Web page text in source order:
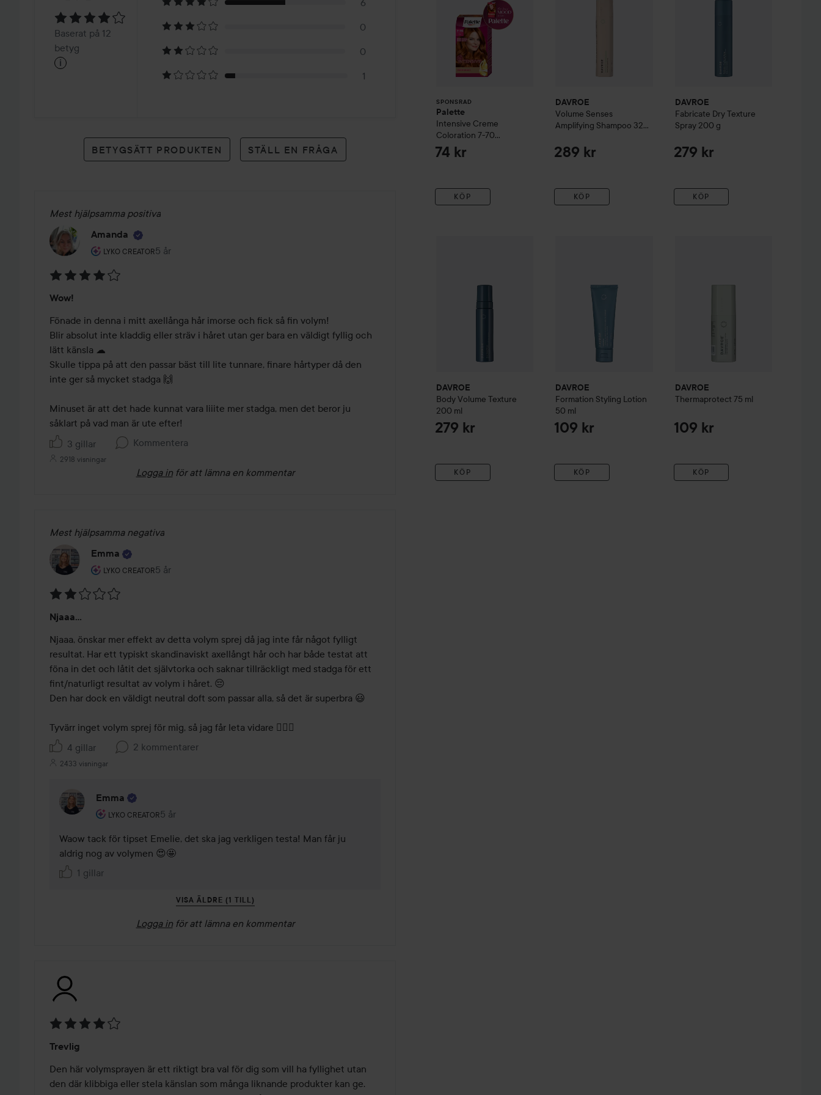
4.1Baserat
på
betyg
Baserat på 12
betyg
i
6
0
0
1
BETYGSÄTT PRODUKTEN STÄLL EN FRÅGA
Mest hjälpsamma positiva
Amanda
LYKO CREATOR
Användarens roll: Lyko Creator.
5 år
Inlägget skapades 5 år
4
av
5
Wow!
Fönade in denna i mitt axellånga hår imorse och fick så fin volym!
Blir absolut inte kladdig eller sträv i håret utan ger bara en väldigt fyllig och
lätt känsla ☁
Skulle tippa på att den passar bäst till lite tunnare, finare hårtyper då den
inte ger så mycket stadga 🙌
Minuset är att det hade kunnat vara liiite mer stadga, men det beror ju
såklart på vad man är ute efter!
3 gillar
Kommentera
2918 visningar
Logga in för att lämna en kommentar
Mest hjälpsamma negativa
Emma
LYKO CREATOR
Användarens roll: Lyko Creator.
5 år
Inlägget skapades 5 år
2
av
5
Njaaa...
Njaaa, önskar mer effekt av detta volym sprej då jag inte får något fylligt
resultat. Har ett typiskt skandinaviskt axellångt hår och har både testat att
föna in det och låtit det självtorka och saknar tillräckligt med stadga för ett
fint/naturligt resultat av volym i håret. 😔
Den har dock en väldigt neutral doft som passar alla, så det är superbra 😃
Tyvärr inget volym sprej för mig, så jag får leta vidare 🙋🏼‍♀️
4 gillar
2 kommentarer
2433 visningar
Emma
LYKO CREATOR
Användarens roll: Lyko Creator.
5 år
Kommentaren lades 5 år
Waow tack för tipset Emelie, det ska jag verkligen testa! Man får ju
aldrig nog av volymen 😍🤩
1 gillar
VISA ÄLDRE (1 TILL)
Logga in för att lämna en kommentar
4
av
5
Trevlig
Den här volymsprayen är ett riktigt bra val för dig som vill ha fyllighet utan
den där klibbiga eller stela känslan som många liknande produkter kan ge.
SPONSRAD
Palette
Intensive Creme
Coloration 7-70
Terracotta Medium
Blonde
74 kr
KÖP
DAVROE
Volume Senses
Amplifying Shampoo 325
289 kr
KÖP
DAVROE
Fabricate Dry Texture
Spray 200 g
279 kr
KÖP
DAVROE
Body Volume Texture
200 ml
279 kr
KÖP
DAVROE
Formation Styling Lotion
50 ml
109 kr
KÖP
DAVROE
Thermaprotect 75 ml
109 kr
KÖP